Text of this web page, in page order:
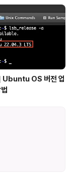
OS 버전 업